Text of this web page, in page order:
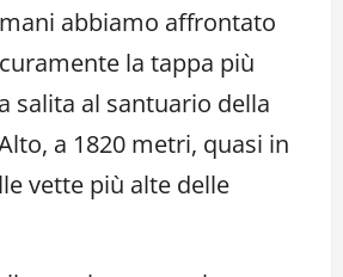
abbiamo affrontato
la tappa più
salita al santuario della
a 1820 metri, quasi in
vette più alte delle